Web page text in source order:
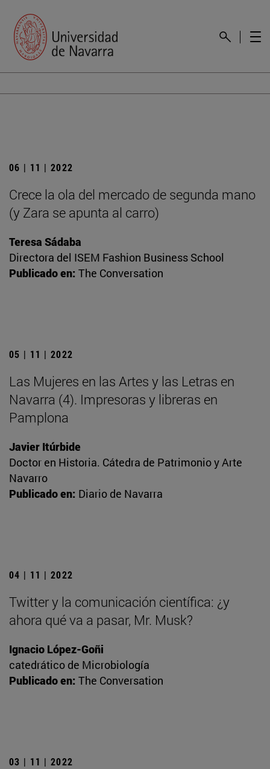
06 | 11 | 2022
Crece la ola del mercado de segunda mano
(y Zara se apunta al carro)
Teresa Sádaba
Directora del ISEM Fashion Business School
Publicado en: The Conversation
05 | 11 | 2022
Las Mujeres en las Artes y las Letras en
Navarra (4). Impresoras y libreras en
Pamplona
Javier Itúrbide
Doctor en Historia. Cátedra de Patrimonio y Arte
Navarro
Publicado en: Diario de Navarra
04 | 11 | 2022
Twitter y la comunicación científica: ¿y
ahora qué va a pasar, Mr. Musk?
Ignacio López-Goñi
catedrático de Microbiología
Publicado en: The Conversation
03 | 11 | 2022